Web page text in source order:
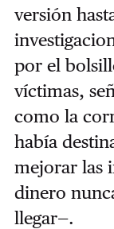
versión
por el
víctimas,
como la
había
mejorar las
dinero
llegar—.